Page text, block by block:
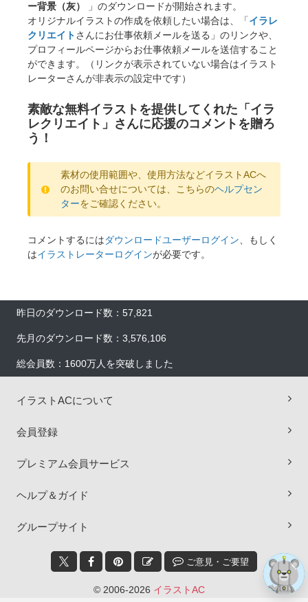
ー背景（灰）
」のダウンロードが開始されます。
オリジナルイラストの作成を依頼したい場合は、「イラレ
クリエイトさんにお仕事依頼メールを送る」のリンクや、
プロフィールページからお仕事依頼メールを送信すること
ができます。（リンクが表示されていない場合はイラスト
レーターさんが非表示の設定中です）
素敵な無料イラストを提供してくれた「イラ
レクリエイト」さんに応援のコメントを贈ろ
う！
素材の使用範囲や、使用方法などイラストACへ
のお問い合せについては、こちらのヘルプセン
ターをご確認ください。
コメントするにはダウンロードユーザーログイン、もしく
はイラストレーターログインが必要です。
昨日のダウンロード数：57,821
先月のダウンロード数：3,576,106
総会員数：1600万人を突破しました
イラストACについて
会員登録
プレミアム会員サービス
ヘルプ＆ガイド
グループサイト
ご意見・ご要望
© 2006-2026 イラストAC